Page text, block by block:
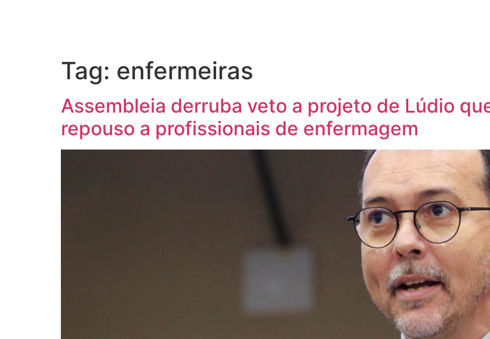
Tag: enfermeiras
Assembleia derruba veto a projeto de Lúdio
repouso a profissionais de enfermagem